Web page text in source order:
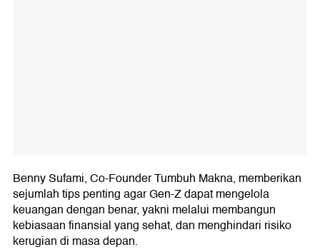
Benny Sufami, Co-Founder Tumbuh Makna, memberikan
sejumlah tips penting agar Gen-Z dapat mengelola
keuangan dengan benar, yakni melalui membangun
kebiasaan finansial yang sehat, dan menghindari risiko
kerugian di masa depan.